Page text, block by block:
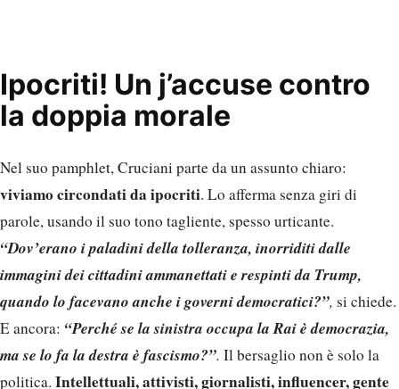
Ipocriti! Un j’accuse contro
la doppia morale
Nel suo pamphlet, Cruciani parte da un assunto chiaro:
viviamo circondati da ipocriti. Lo afferma senza giri di
parole, usando il suo tono tagliente, spesso urticante.
“Dov’erano i paladini della tolleranza, inorriditi dalle
immagini dei cittadini ammanettati e respinti da Trump,
quando lo facevano anche i governi democratici?”, si chiede.
E ancora: “Perché se la sinistra occupa la Rai è democrazia,
ma se lo fa la destra è fascismo?”. Il bersaglio non è solo la
politica. Intellettuali, attivisti, giornalisti, influencer, gente